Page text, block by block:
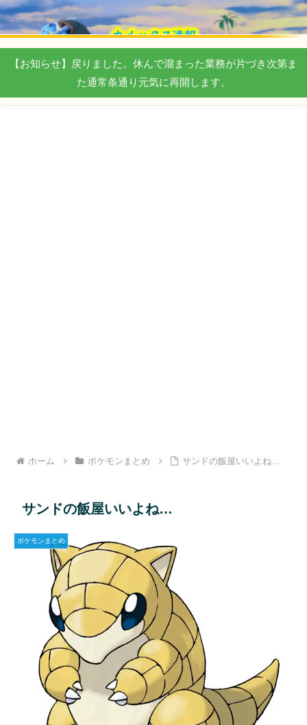
【お知らせ】戻りました。休んで溜まった業務が片づき次第ま
た通常条通り元気に再開します。
ホーム ポケモンまとめ サンドの飯屋いいよね…
サンドの飯屋いいよね…
ポケモンまとめ